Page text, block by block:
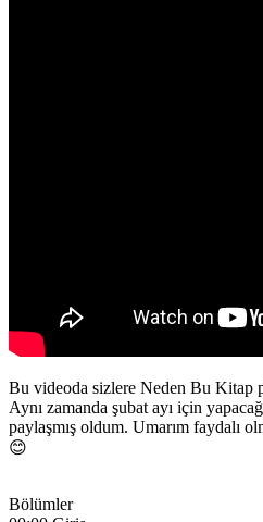
Bu videoda sizlere Neden Bu Kitap
Aynı zamanda şubat ayı için
paylaşmış oldum. Umarım faydalı
😊
Bölümler